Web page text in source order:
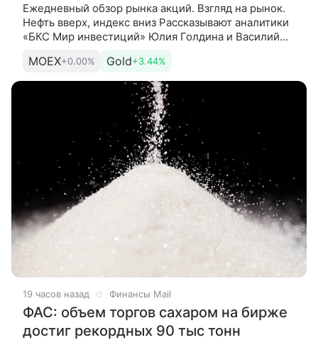
Ежедневный обзор рынка акций. Взгляд на рынок.
Нефть вверх, индекс вниз Рассказывают аналитики
«БКС Мир инвестиций» Юлия Голдина и Василий
снижением: в начале
MOEX+0.00% Gold+3.44%
19 часов назад Финансы Mail
ФАС: объем торгов сахаром на бирже
достиг рекордных 90 тыс тонн